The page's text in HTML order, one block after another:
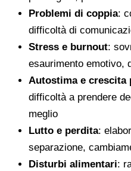
Problemi di coppia:
difficoltà di
Stress e burnout:
esaurimento emotivo,
Autostima e crescita
difficoltà a prendere
meglio
Lutto e perdita:
separazione,
Disturbi alimentari: